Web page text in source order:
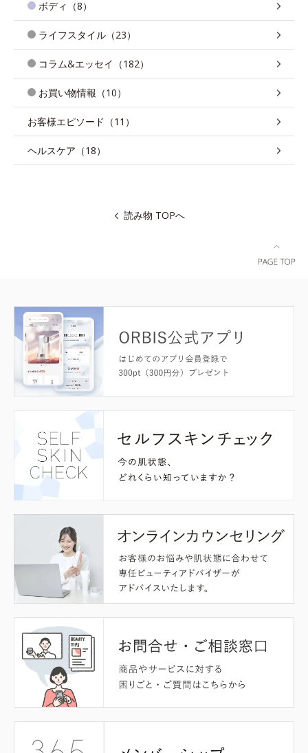
ボディ（8）
ライフスタイル（23）
コラム&エッセイ（182）
お買い物情報（10）
お客様エピソード（11）
ヘルスケア（18）
読み物 TOPへ